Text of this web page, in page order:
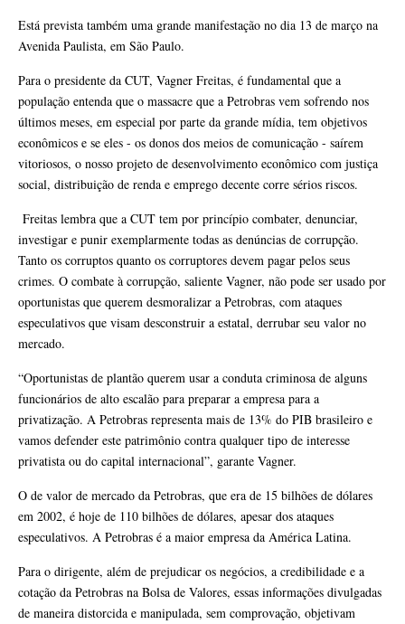
Está prevista também uma grande manifestação no dia 13 de março na
Avenida Paulista, em São Paulo.
Para o presidente da CUT, Vagner Freitas, é fundamental que a
população entenda que o massacre que a Petrobras vem sofrendo nos
últimos meses, em especial por parte da grande mídia, tem objetivos
econômicos e se eles - os donos dos meios de comunicação - saírem
vitoriosos, o nosso projeto de desenvolvimento econômico com justiça
social, distribuição de renda e emprego decente corre sérios riscos.
Freitas lembra que a CUT tem por princípio combater, denunciar,
investigar e punir exemplarmente todas as denúncias de corrupção.
Tanto os corruptos quanto os corruptores devem pagar pelos seus
crimes. O combate à corrupção, saliente Vagner, não pode ser usado por
oportunistas que querem desmoralizar a Petrobras, com ataques
especulativos que visam desconstruir a estatal, derrubar seu valor no
mercado.
“Oportunistas de plantão querem usar a conduta criminosa de alguns
funcionários de alto escalão para preparar a empresa para a
privatização. A Petrobras representa mais de 13% do PIB brasileiro e
vamos defender este patrimônio contra qualquer tipo de interesse
privatista ou do capital internacional”, garante Vagner.
O de valor de mercado da Petrobras, que era de 15 bilhões de dólares
em 2002, é hoje de 110 bilhões de dólares, apesar dos ataques
especulativos. A Petrobras é a maior empresa da América Latina.
Para o dirigente, além de prejudicar os negócios, a credibilidade e a
cotação da Petrobras na Bolsa de Valores, essas informações divulgadas
de maneira distorcida e manipulada, sem comprovação, objetivam